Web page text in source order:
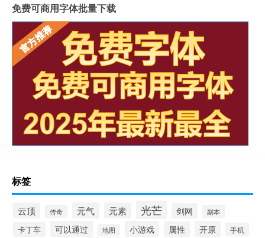
免费可商用字体批量下载
标签
云顶 传奇 元气 元素 光芒 剑网 副本
卡丁车 可以通过 地图 小游戏 属性 开原 手机